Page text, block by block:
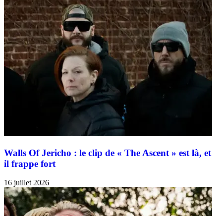
Walls Of Jericho : le clip de « The Ascent » est là, et
il frappe fort
16 juillet 2026